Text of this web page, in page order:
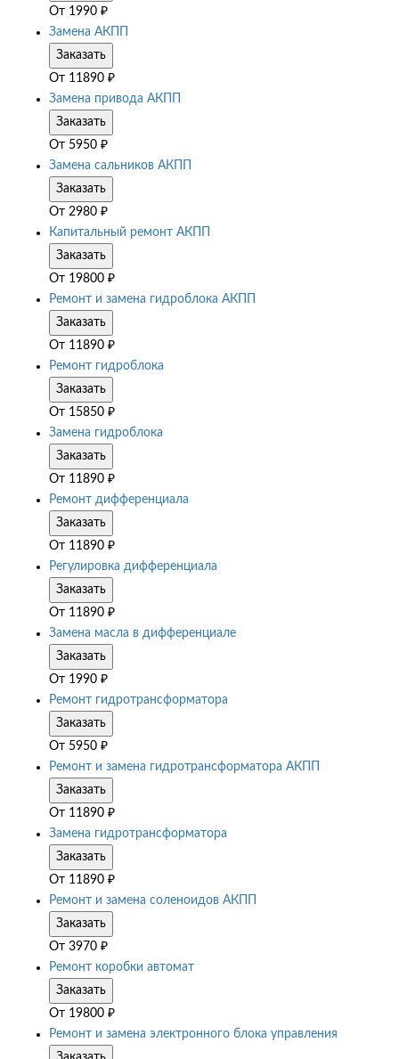
От 1990 ₽
Замена АКПП
Заказать
От 11890 ₽
Замена привода АКПП
Заказать
От 5950 ₽
Замена сальников АКПП
Заказать
От 2980 ₽
Капитальный ремонт АКПП
Заказать
От 19800 ₽
Ремонт и замена гидроблока АКПП
Заказать
От 11890 ₽
Ремонт гидроблока
Заказать
От 15850 ₽
Замена гидроблока
Заказать
От 11890 ₽
Ремонт дифференциала
Заказать
От 11890 ₽
Регулировка дифференциала
Заказать
От 11890 ₽
Замена масла в дифференциале
Заказать
От 1990 ₽
Ремонт гидротрансформатора
Заказать
От 5950 ₽
Ремонт и замена гидротрансформатора АКПП
Заказать
От 11890 ₽
Замена гидротрансформатора
Заказать
От 11890 ₽
Ремонт и замена соленоидов АКПП
Заказать
От 3970 ₽
Ремонт коробки автомат
Заказать
От 19800 ₽
Ремонт и замена электронного блока управления